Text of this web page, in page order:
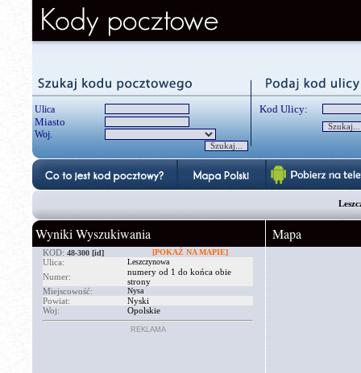
Ulica
Miasto
Woj.
Kod Ulicy:
Wyniki Wyszukiwania
KOD: 48-300 [id] [POKAŻ NA MAPIE]
Ulica: Leszczynowa
Numer:
numery od 1 do końca obie
strony
Miejscowość:
Nysa
Powiat:
Nyski
Woj:
Opolskie
REKLAMA
Mapa